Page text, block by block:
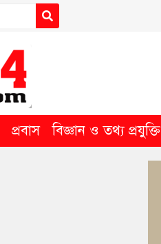
প্রবাস বিজ্ঞান ও তথ্য প্রযুক্তি